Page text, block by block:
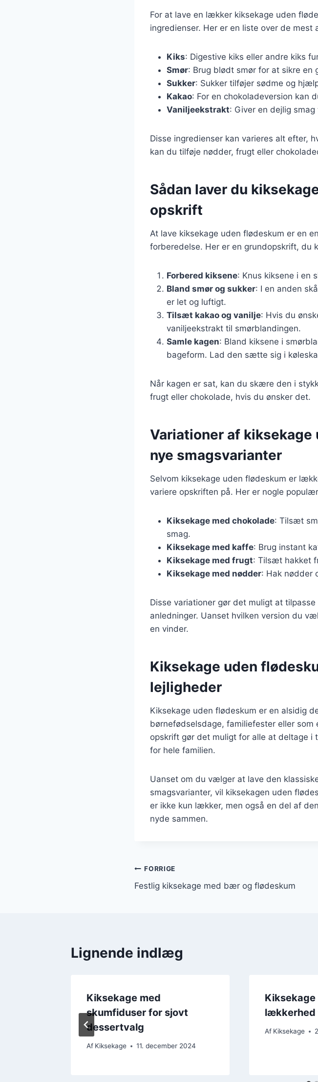
For at lave en lækker kiksekage uden
ingredienser. Her er en liste over de mest
Kiks: Digestive kiks eller andre kiks
Smør: Brug blødt smør for at sikre en
Sukker: Sukker tilføjer sødme og
Kakao: For en chokoladeversion kan
Vaniljeekstrakt: Giver en dejlig smag
Disse ingredienser kan varieres alt efter,
kan du tilføje nødder, frugt eller
Sådan laver du
opskrift
At lave kiksekage uden flødeskum er en
forberedelse. Her er en grundopskrift, du
Forbered kiksene: Knus kiksene i en
Bland smør og sukker: I en anden
er let og luftigt.
Tilsæt kakao og vanilje: Hvis du
vaniljeekstrakt til smørblandingen.
Samle kagen: Bland kiksene i
bageform. Lad den sætte sig i
Når kagen er sat, kan du skære den i
frugt eller chokolade, hvis du ønsker det.
Variationer af
nye smagsvarianter
Selvom kiksekage uden flødeskum er
variere opskriften på. Her er nogle
Kiksekage med chokolade: Tilsæt
smag.
Kiksekage med kaffe: Brug instant
Kiksekage med frugt: Tilsæt hakket
Kiksekage med nødder: Hak nødder
Disse variationer gør det muligt at
anledninger. Uanset hvilken version du
en vinder.
Kiksekage uden
lejligheder
Kiksekage uden flødeskum er en alsidig
børnefødselsdage, familiefester eller
opskrift gør det muligt for alle at deltage
for hele familien.
Uanset om du vælger at lave den
smagsvarianter, vil kiksekagen uden
er ikke kun lækker, men også en del af
nyde sammen.
Indlægsnavigation
FORRIGE
Festlig kiksekage med bær og flødeskum
Lignende indlæg
Kiksekage med
skumfiduser for sjovt
dessertvalg
Af Kiksekage 11. december 2024
lækkerhed
Af Kiksekage